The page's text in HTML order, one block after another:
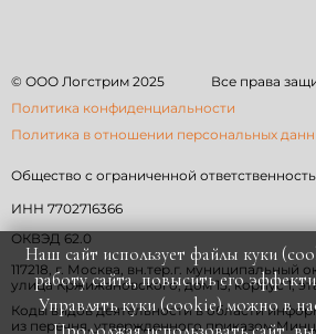
Наш сайт использует файлы куки
работу сайта, повысить его
Управлять куки (cookie) можно в
© ООО Логстрим 2025 Все права
Политика конфиденциальности
Политика в отношении персональных
Общество с ограниченной
ИНН 7702716366
ОКВЭД 62.0
117218, г. Москва, вн.тер.г. муниципальный
улица Кржижановского, дом 15, корпус 1,
Коды видов деятельности в области
из перечня, утвержденного приказом